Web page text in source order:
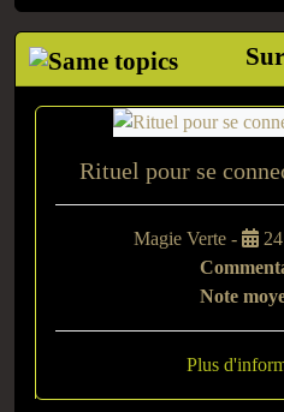
Rituel pour se
Magie Verte -
Note
Plus